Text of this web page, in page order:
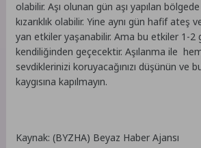
olabilir. Aşı olunan gün aşı yapılan
kızarıklık olabilir. Yine aynı gün hafif ateş
yan etkiler yaşanabilir. Ama bu etkiler 1-2
kendiliğinden geçecektir. Aşılanma ile
sevdiklerinizi koruyacağınızı düşünün ve
kaygısına kapılmayın.
Kaynak: (BYZHA) Beyaz Haber Ajansı